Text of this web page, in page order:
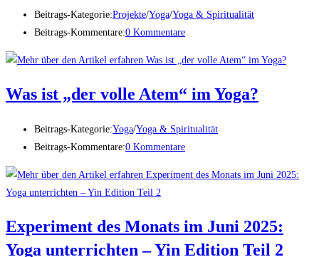
Beitrags-Kategorie:Projekte/Yoga/Yoga & Spiritualität
Beitrags-Kommentare:0 Kommentare
Was ist „der volle Atem“ im Yoga?
Beitrags-Kategorie:Yoga/Yoga & Spiritualität
Beitrags-Kommentare:0 Kommentare
Experiment des Monats im Juni 2025:
Yoga unterrichten – Yin Edition Teil 2